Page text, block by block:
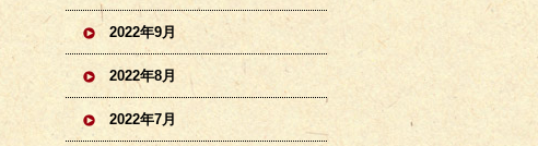
2022年9月
2022年8月
2022年7月